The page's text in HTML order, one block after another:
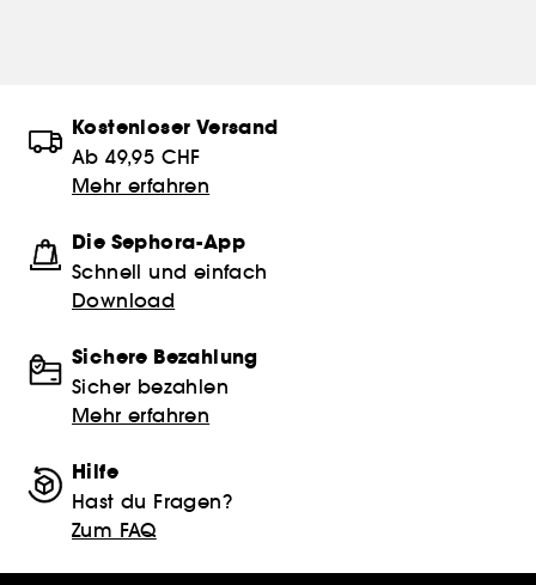
Kostenloser Versand
Ab 49,95 CHF
Mehr erfahren
Die Sephora-App
Schnell und einfach
Download
Sichere Bezahlung
Sicher bezahlen
Mehr erfahren
Hilfe
Hast du Fragen?
Zum FAQ